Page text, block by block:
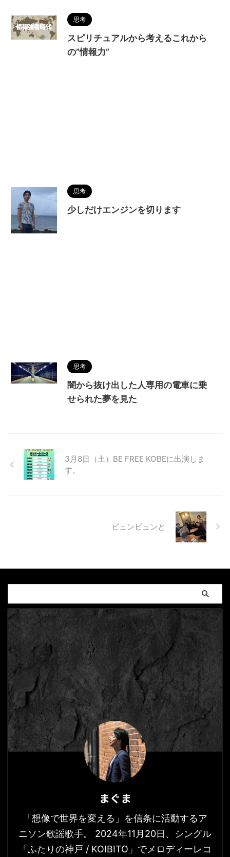
思考
スピリチュアルから考えるこれから
の”情報力”
思考
少しだけエンジンを切ります
思考
闇から抜け出した人専用の電車に乗
せられた夢を見た
3月8日（土）BE FREE KOBEに出演しま
す。
ビュンビュンと
まぐま
「想像で世界を変える」を信条に活動するア
ニソン歌謡歌手。 2024年11月20日、シングル
「ふたりの神戸 / KOIBITO」でメロディーレコ